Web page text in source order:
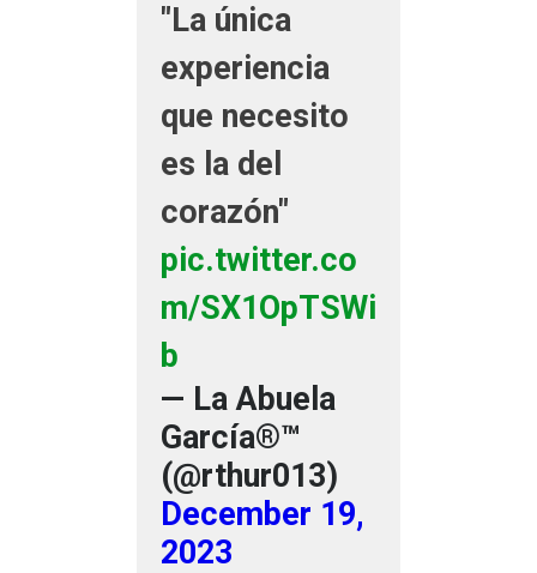
"La única
experiencia
que necesito
es la del
corazón"
pic.twitter.co
m/SX1OpTSWi
b
— La Abuela
García®™
(@rthur013)
December 19,
2023